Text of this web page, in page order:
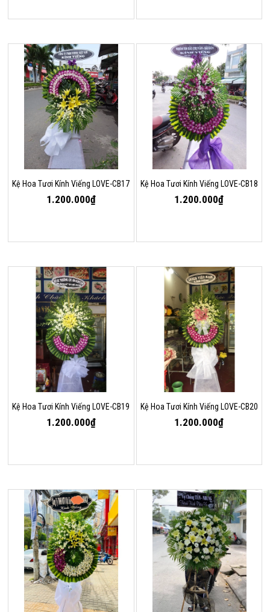
Kệ Hoa Tươi Kính Viếng LOVE-CB17
1.200.000₫
Kệ Hoa Tươi Kính Viếng LOVE-CB18
1.200.000₫
Kệ Hoa Tươi Kính Viếng LOVE-CB19
1.200.000₫
Kệ Hoa Tươi Kính Viếng LOVE-CB20
1.200.000₫